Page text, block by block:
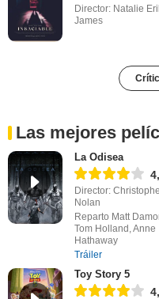
Director: Natalie
James
Las mejores
La Odisea
Director:
Nolan
Reparto Matt
Tom Holland, Anne
Hathaway
Tráiler
Toy Story 5